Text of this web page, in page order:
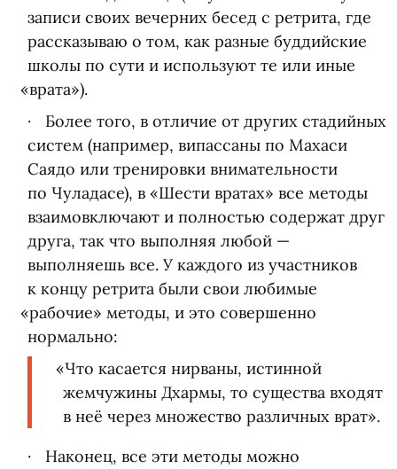
записи своих вечерних бесед с ретрита, где
рассказываю о том, как разные буддийские
школы по сути и используют те или иные
«врата»).
Более того, в отличие от других стадийных
систем (например, випассаны по Махаси
Саядо или тренировки внимательности
по Чуладасе), в «Шести вратах» все методы
взаимовключают и полностью содержат друг
друга, так что выполняя любой —
выполняешь все. У каждого из участников
к концу ретрита были свои любимые
«рабочие» методы, и это совершенно
нормально:
«Что касается нирваны, истинной
жемчужины Дхармы, то существа входят
в неё через множество различных врат».
Наконец, все эти методы можно